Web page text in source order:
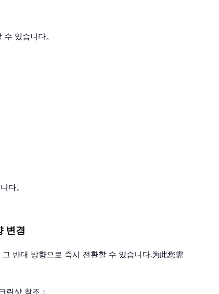
있습니다。
다。
변경
반대 방향으로 즉시 전환할 수 있습니다.为此您需
린샷 참조：